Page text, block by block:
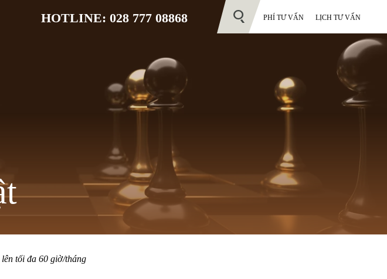
HOTLINE: 028 777 08868 PHÍ TƯ VẤN LỊCH TƯ VẤN
tối đa 60 giờ/tháng